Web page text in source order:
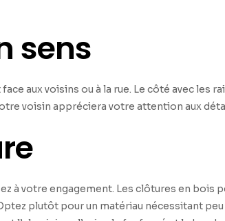
sens
aux voisins ou à la rue. Le côté avec les
voisin appréciera votre attention aux
à votre engagement. Les clôtures en bois
plutôt pour un matériau nécessitant peu